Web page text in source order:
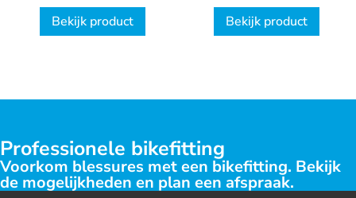
Derailleurkooi
Shimano GRX
Bekijk product
Ultegra 6800
Bekijk product
Professionele bikefitting
Voorkom blessures met een bikefitting. Bekijk
de mogelijkheden en plan een afspraak.